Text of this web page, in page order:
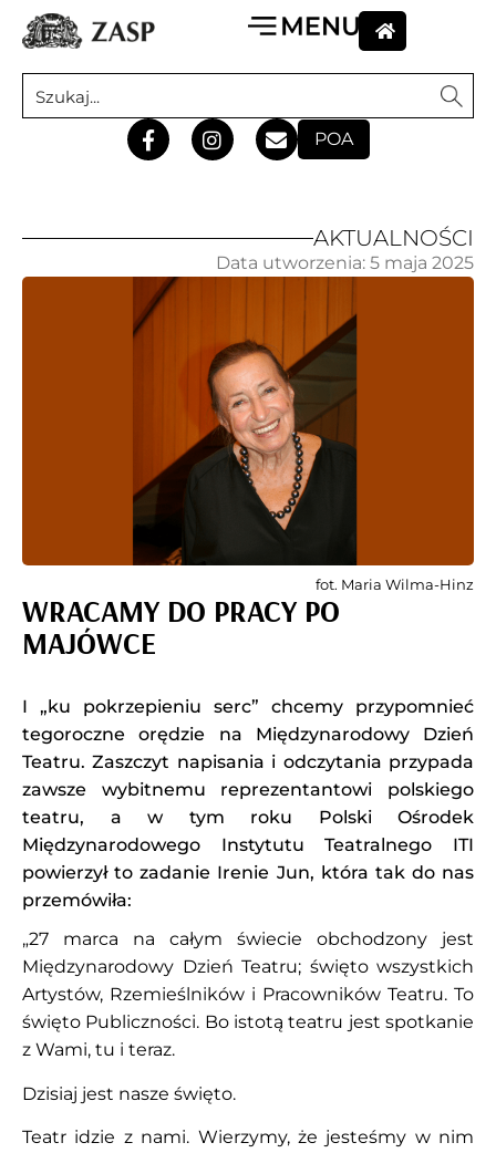
POA
AKTUALNOŚCI
WRACAMY DO PRACY PO
MAJÓWCE
I „ku pokrzepieniu serc” chcemy przypomnieć
tegoroczne orędzie na Międzynarodowy Dzień
Teatru. Zaszczyt napisania i odczytania przypada
zawsze wybitnemu reprezentantowi polskiego
teatru, a w tym roku Polski Ośrodek
Międzynarodowego Instytutu Teatralnego ITI
powierzył to zadanie Irenie Jun, która tak do nas
przemówiła:
„27 marca na całym świecie obchodzony jest
Międzynarodowy Dzień Teatru; święto wszystkich
Artystów, Rzemieślników i Pracowników Teatru. To
święto Publiczności. Bo istotą teatru jest spotkanie
z Wami, tu i teraz.
Dzisiaj jest nasze święto.
Teatr idzie z nami. Wierzymy, że jesteśmy w nim
Data utworzenia: 5 maja 2025
fot. Maria Wilma-Hinz